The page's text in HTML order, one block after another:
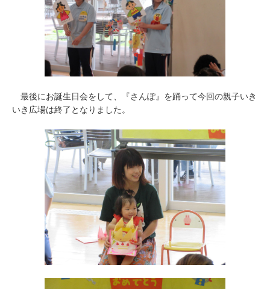
最後にお誕生日会をして、『さんぽ』を踊って今回の親子いき
いき広場は終了となりました。